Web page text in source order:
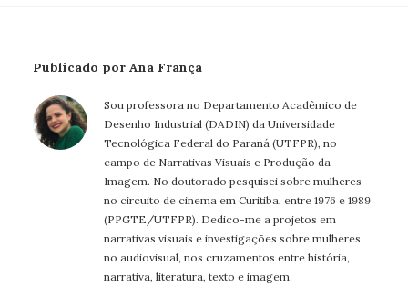
Publicado por Ana França
Sou professora no Departamento Acadêmico de
Desenho Industrial (DADIN) da Universidade
Tecnológica Federal do Paraná (UTFPR), no
campo de Narrativas Visuais e Produção da
Imagem. No doutorado pesquisei sobre mulheres
no circuito de cinema em Curitiba, entre 1976 e 1989
(PPGTE/UTFPR). Dedico-me a projetos em
narrativas visuais e investigações sobre mulheres
no audiovisual, nos cruzamentos entre história,
narrativa, literatura, texto e imagem.